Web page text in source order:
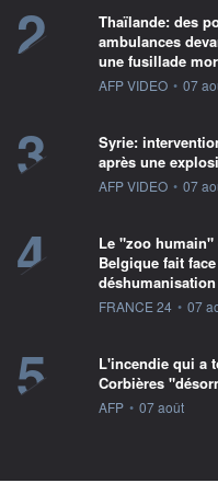
2
Thaïlande: des
ambulances
une fusillade
information fournie
AFP VIDEO • 07
3
Syrie:
après une
information fournie
AFP VIDEO • 07
4
Le "zoo
Belgique fait
information fournie
FRANCE 24 • 07
5
L'incendie qui a
Corbières
information fournie
AFP • 07 août